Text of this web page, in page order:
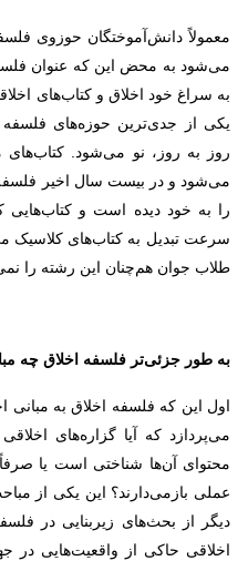
معمولاً دانش‌آموختگان حوزوی
می‌شود به محض این که عنوان
به سراغ خود اخلاق و کتاب‌های
یکی از جدی‌ترین حوزه‌های
روز به روز، نو می‌شود.
می‌شود و در بیست سال اخیر
را به خود دیده است و کتاب‌هایی
سرعت تبدیل به کتاب‌های کلاسیک
طلاب جوان هم‌چنان این رشته را
به طور جزئی‌تر فلسفه اخلاق چه
اول این که فلسفه اخلاق به مبانی
می‌پردازد که آیا گزاره‌های
محتوای آن‌ها شناختی است یا
عملی بازمی‌دارند؟ این یکی از
دیگر از بحث‌های زیربنایی در
اخلاقی حاکی از واقعیت‌هایی در